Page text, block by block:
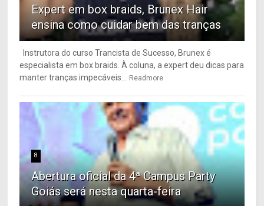
Expert em box braids, Brunex Hair
ensina como cuidar bem das tranças
Instrutora do curso Trancista de Sucesso, Brunex é
especialista em box braids. À coluna, a expert deu dicas para
manter tranças impecáveis... Readmore
8
Abertura oficial da 4ª Campus Party
Goiás será nesta quarta-feira